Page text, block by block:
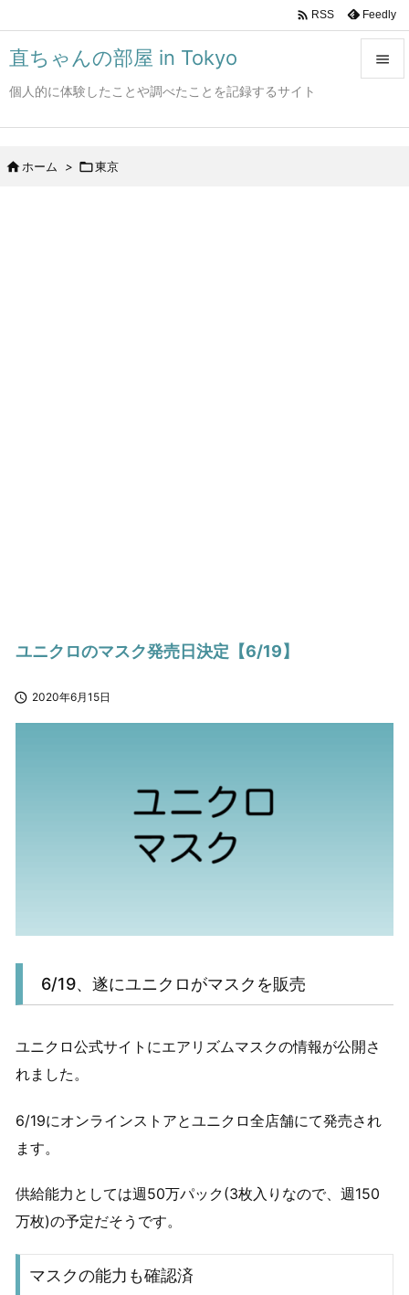
直ちゃんの部屋 in Tokyo
個人的に体験したことや調べたことを記録するサイト

 RSS Feedly
 ホーム > 東京
ユニクロのマスク発売日決定【6/19】
 2020年6月15日
6/19、遂にユニクロがマスクを販売
ユニクロ公式サイトにエアリズムマスクの情報が公開さ
れました。
6/19にオンラインストアとユニクロ全店舗にて発売され
ます。
供給能力としては週50万パック(3枚入りなので、週150
万枚)の予定だそうです。
マスクの能力も確認済